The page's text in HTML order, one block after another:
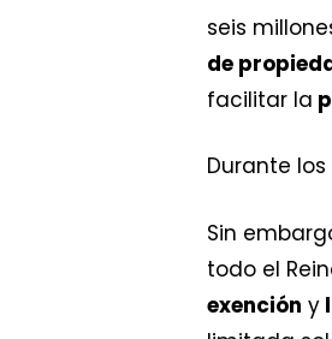
seis
de
facilitar la
Durante
Sin
todo el
exención y